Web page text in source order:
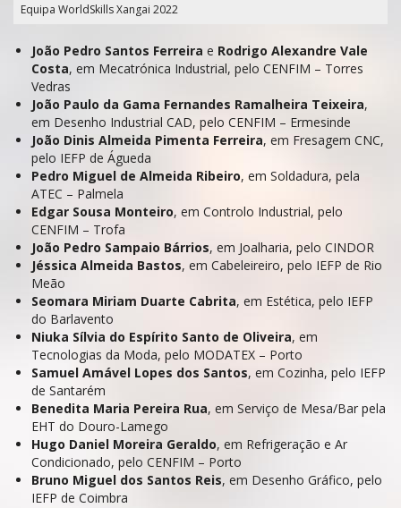
Equipa WorldSkills Xangai 2022
João Pedro Santos Ferreira e Rodrigo Alexandre Vale
Costa, em Mecatrónica Industrial, pelo CENFIM – Torres
Vedras
João Paulo da Gama Fernandes Ramalheira Teixeira,
em Desenho Industrial CAD, pelo CENFIM – Ermesinde
João Dinis Almeida Pimenta Ferreira, em Fresagem CNC,
pelo IEFP de Águeda
Pedro Miguel de Almeida Ribeiro, em Soldadura, pela
ATEC – Palmela
Edgar Sousa Monteiro, em Controlo Industrial, pelo
CENFIM – Trofa
João Pedro Sampaio Bárrios, em Joalharia, pelo CINDOR
Jéssica Almeida Bastos, em Cabeleireiro, pelo IEFP de Rio
Meão
Seomara Miriam Duarte Cabrita, em Estética, pelo IEFP
do Barlavento
Niuka Sílvia do Espírito Santo de Oliveira, em
Tecnologias da Moda, pelo MODATEX – Porto
Samuel Amável Lopes dos Santos, em Cozinha, pelo IEFP
de Santarém
Benedita Maria Pereira Rua, em Serviço de Mesa/Bar pela
EHT do Douro-Lamego
Hugo Daniel Moreira Geraldo, em Refrigeração e Ar
Condicionado, pelo CENFIM – Porto
Bruno Miguel dos Santos Reis, em Desenho Gráfico, pelo
IEFP de Coimbra